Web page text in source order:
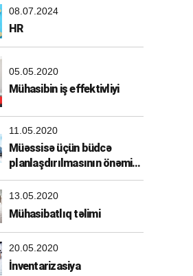
08.07.2024
HR
05.05.2020
Mühasibin iş effektivliyi
11.05.2020
Müəssisə üçün büdcə
planlaşdırılmasının önəmi
nədir?
13.05.2020
Mühasibatlıq təlimi
20.05.2020
İnventarizasiya